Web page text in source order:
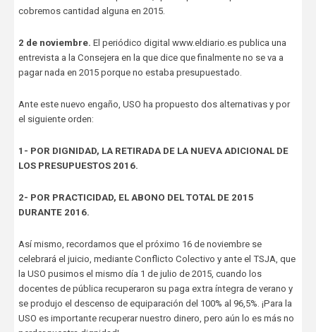
cobremos cantidad alguna en 2015.
2 de noviembre. El periódico digital www.eldiario.es publica una
entrevista a la Consejera en la que dice que finalmente no se va a
pagar nada en 2015 porque no estaba presupuestado.
Ante este nuevo engaño, USO ha propuesto dos alternativas y por
el siguiente orden:
1- POR DIGNIDAD, LA RETIRADA DE LA NUEVA ADICIONAL DE
LOS PRESUPUESTOS 2016.
2- POR PRACTICIDAD, EL ABONO DEL TOTAL DE 2015
DURANTE 2016.
Así mismo, recordamos que el próximo 16 de noviembre se
celebrará el juicio, mediante Conflicto Colectivo y ante el TSJA, que
la USO pusimos el mismo día 1 de julio de 2015, cuando los
docentes de pública recuperaron su paga extra íntegra de verano y
se produjo el descenso de equiparación del 100% al 96,5%. ¡Para la
USO es importante recuperar nuestro dinero, pero aún lo es más no